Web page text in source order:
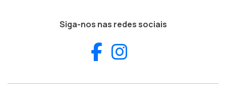
Siga-nos nas redes sociais
Facebook